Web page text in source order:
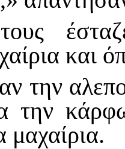
και
την
την
μαχαίρια.